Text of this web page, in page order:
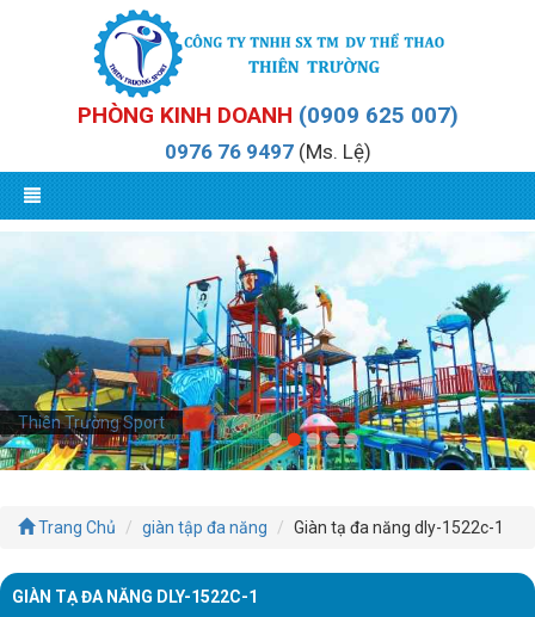
PHÒNG KINH DOANH (0909 625 007)
0976 76 9497(Ms. Lệ)
Thiên Trường Sport
Trang Chủ giàn tập đa năng Giàn tạ đa năng dly-1522c-1
GIÀN TẠ ĐA NĂNG DLY-1522C-1